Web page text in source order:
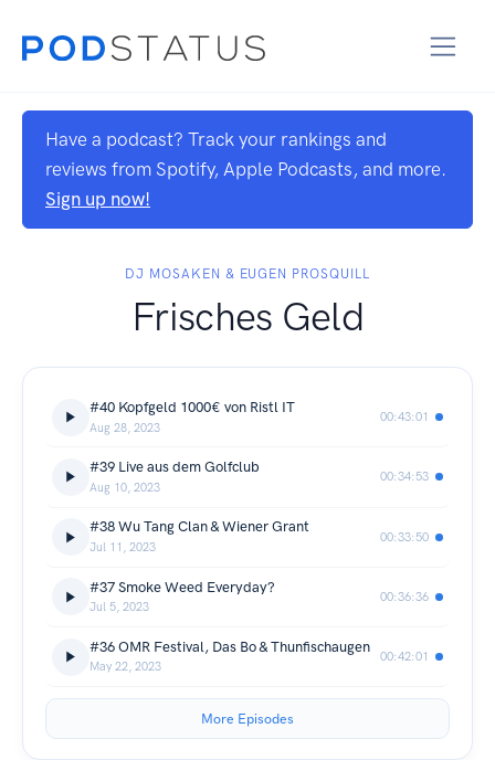
Have a podcast? Track your rankings and
reviews from Spotify, Apple Podcasts, and more.
Sign up now!
DJ MOSAKEN & EUGEN PROSQUILL
Frisches Geld
#40 Kopfgeld 1000€ von Ristl IT
Aug 28, 2023
00:43:01
#39 Live aus dem Golfclub
Aug 10, 2023
00:34:53
#38 Wu Tang Clan & Wiener Grant
Jul 11, 2023
00:33:50
#37 Smoke Weed Everyday?
Jul 5, 2023
00:36:36
#36 OMR Festival, Das Bo & Thunfischaugen
May 22, 2023
00:42:01
More Episodes